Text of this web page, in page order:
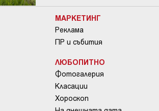
МАРКЕТИНГ
Реклама
ПР и събития
ЛЮБОПИТНО
Фотогалерия
Класации
Хороскоп